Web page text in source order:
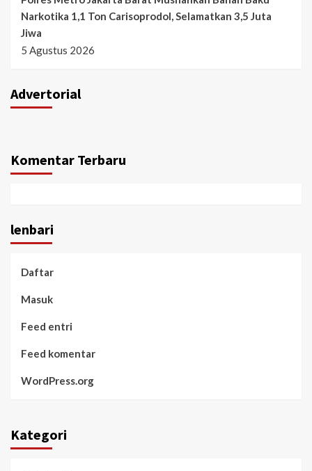
Narkotika 1,1 Ton Carisoprodol, Selamatkan 3,5 Juta
Jiwa
5 Agustus 2026
Advertorial
Komentar Terbaru
lenbari
Daftar
Masuk
Feed entri
Feed komentar
WordPress.org
Kategori